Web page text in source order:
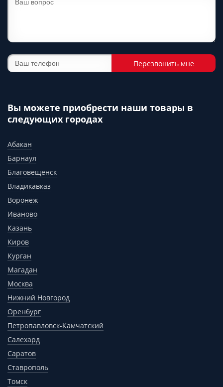
Перезвонить мне
Вы можете приобрести наши товары в
следующих городах
Абакан
Барнаул
Благовещенск
Владикавказ
Воронеж
Иваново
Казань
Киров
Курган
Магадан
Москва
Нижний Новгород
Оренбург
Петропавловск-Камчатский
Салехард
Саратов
Ставрополь
Томск